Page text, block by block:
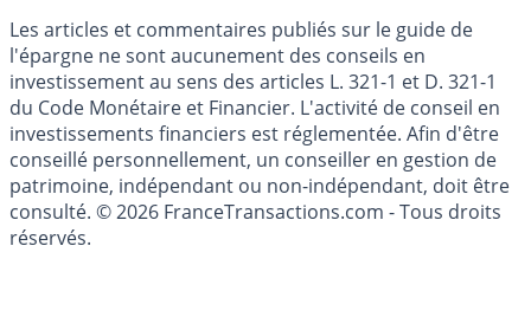
Les articles et commentaires publiés sur le guide de
l'épargne ne sont aucunement des conseils en
investissement au sens des articles L. 321-1 et D. 321-1
du Code Monétaire et Financier. L'activité de conseil en
investissements financiers est réglementée. Afin d'être
conseillé personnellement, un conseiller en gestion de
patrimoine, indépendant ou non-indépendant, doit être
consulté. © 2026 FranceTransactions.com - Tous droits
réservés.